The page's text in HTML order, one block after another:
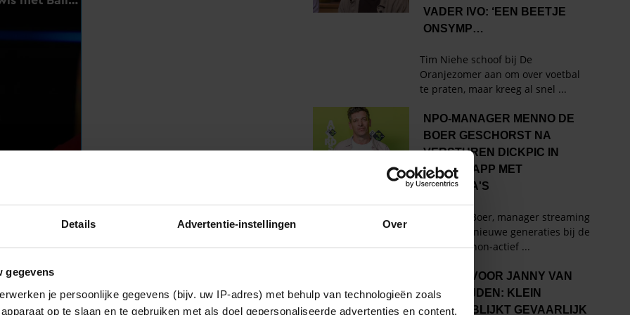
Details Advertentie-instellingen Over
gegevens
je persoonlijke gegevens (bijv. uw IP-adres) met behulp van technologieën zoals
op te slaan en te gebruiken met als doel gepersonaliseerde advertenties en content,
Tijden daadwerkelijk aan de zomerstop begint.
Van! namelijk al om 21.30 uur op de planning.
20.00 uur. Een verschil met de soap is dat Ik Weet
van maandag tot en met vrijdag.